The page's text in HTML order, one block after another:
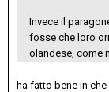
Invece il
fosse che loro
olandese, come
ha fatto bene in